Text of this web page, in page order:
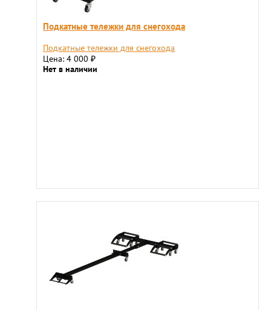
Подкатные тележки для снегохода
Подкатные тележки для снегохода
Цена: 4 000 ₽
Нет в наличии